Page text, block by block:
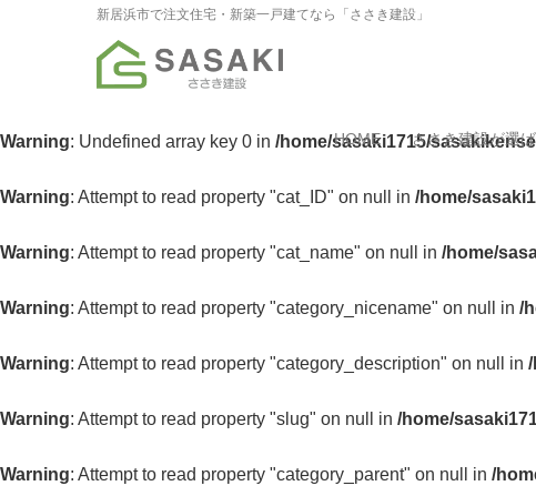
新居浜市で注文住宅・新築一戸建てなら「ささき建設」
HOME ささき建設が選
Warning: Undefined array key 0 in /home/sasaki1715/
Warning: Attempt to read property "cat_ID" on null in /home/
Warning: Attempt to read property "cat_name" on null in /home/
Warning: Attempt to read property "category_nicename" on null in /
Warning: Attempt to read property "category_description" on null in
Warning: Attempt to read property "slug" on null in /home/
Warning: Attempt to read property "category_parent" on null in /